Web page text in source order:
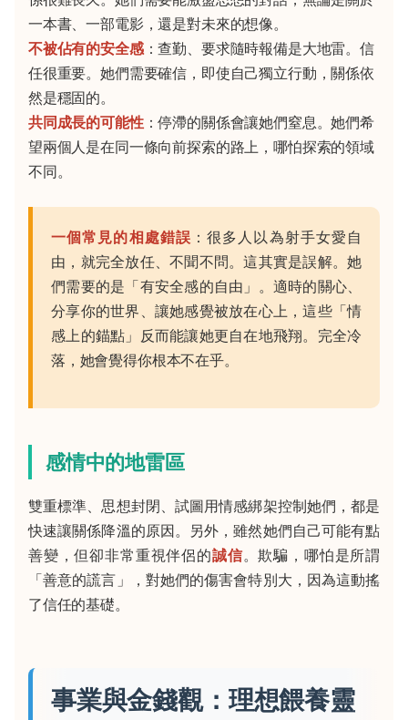
一本書、一部電影，還是對未來的想像。
不被佔有的安全感：查勤、要求隨時報備是大地雷。信
任很重要。她們需要確信，即使自己獨立行動，關係依
然是穩固的。
共同成長的可能性：停滯的關係會讓她們窒息。她們希
望兩個人是在同一條向前探索的路上，哪怕探索的領域
不同。
一個常見的相處錯誤 ：很多人以為射手女愛自
由，就完全放任、不聞不問。這其實是誤解。她
們需要的是「有安全感的自由」。適時的關心、
分享你的世界、讓她感覺被放在心上，這些「情
感上的錨點」反而能讓她更自在地飛翔。完全冷
落，她會覺得你根本不在乎。
感情中的地雷區
雙重標準、思想封閉、試圖用情感綁架控制她們，都是
快速讓關係降溫的原因。另外，雖然她們自己可能有點
善變，但卻非常重視伴侶的誠信。欺騙，哪怕是所謂
「善意的謊言」，對她們的傷害會特別大，因為這動搖
了信任的基礎。
事業與金錢觀：理想餵養靈